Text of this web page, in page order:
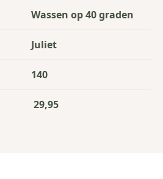
Wassen op 40 graden
Juliet
140
29,95